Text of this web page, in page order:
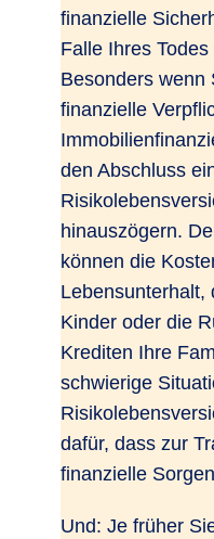
finanzielle
Falle Ihres
Besonders wenn
finanzielle
den Abschluss
hinauszögern.
können die
Lebensunterhalt,
Kinder oder die
Krediten Ihre
schwierige
dafür, dass zur
finanzielle
Und: Je früher